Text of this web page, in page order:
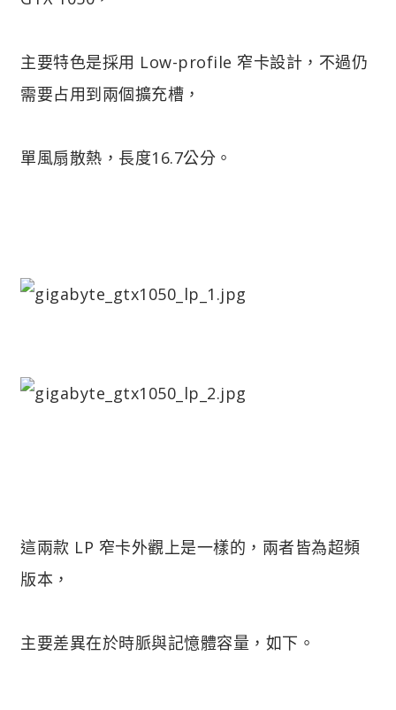
主要特色是採用 Low-profile 窄卡設計，不過仍
需要占用到兩個擴充槽，
單風扇散熱，長度16.7公分。
這兩款 LP 窄卡外觀上是一樣的，兩者皆為超頻
版本，
主要差異在於時脈與記憶體容量，如下。